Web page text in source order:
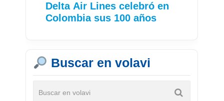
Delta Air Lines celebró en
Colombia sus 100 años
Buscar en volavi